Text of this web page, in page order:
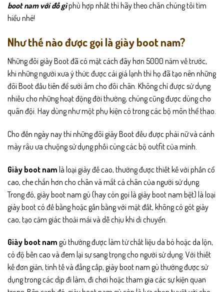
boot nam với đồ gìphù hợp nhất thì hãy theo chân chúng tôi tìm
hiểu nhé!
Như thế nào được gọi là giày boot nam?
Những đôi giày Boot đã có mặt cách đây hơn 5000 năm về trước,
khi những người xưa ý thức được cái giá lạnh thì họ đã tạo nên những
đôi Boot đầu tiên để sưởi ấm cho đôi chân. Không chỉ được sử dụng
nhiều cho những hoạt động đời thường, chúng cũng được dùng cho
quân đội. Hay dùng như một phụ kiện có trong các bộ môn thể thao.
Cho đến ngày nay thì những đôi giày Boot đều được phái nữ và cánh
mày râu ưa chuộng sử dụng phối cùng các bộ outfit của mình.
Giày boot nam là loại giày đế cao, thường được thiết kế với phần cổ
cao, che chắn hơn cho chân và mắt cá chân của người sử dụng.
Trong đó, giày boot nam gù (hay còn gọi là giày boot nam bệt) là loại
giày boot có đế bằng hoặc gần bằng với mặt đất, không có gót giày
cao, tạo cảm giác thoải mái và dễ chịu khi di chuyển.
Giày boot nam gù thường được làm từ chất liệu da bò hoặc da lộn,
có độ bền cao và đem lại sự sang trọng cho người sử dụng. Với thiết
kế đơn giản, tinh tế và đẳng cấp, giày boot nam gù thường được sử
dụng trong các dịp đi làm, đi chơi hoặc tham gia các sự kiện quan